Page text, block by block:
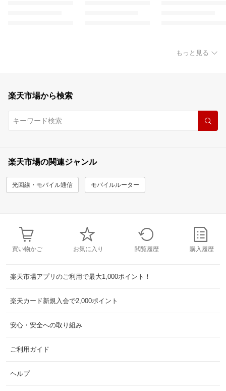
もっと見る
楽天市場から検索
楽天市場の関連ジャンル
光回線・モバイル通信 モバイルルーター
買い物かご お気に入り 閲覧履歴 購入履歴
楽天市場アプリのご利用で最大1,000ポイント！
楽天カード新規入会で2,000ポイント
安心・安全への取り組み
ご利用ガイド
ヘルプ